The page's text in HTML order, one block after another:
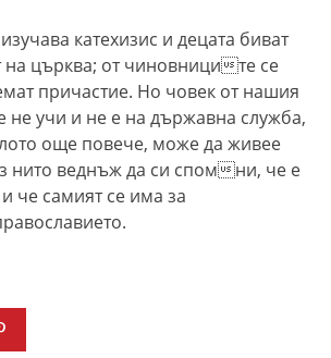
катехизис и децата биват
на църква; от чиновниците се
причастие. Но човек от нашия
не учи и не е на държавна служба,
още повече, може да живее
нито веднъж да си спомни, че е
че самият се има за